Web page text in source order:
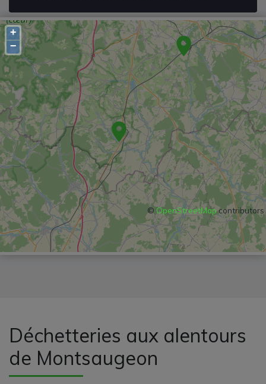
+
−
© OpenStreetMapcontributors
Déchetteries aux alentours
de Montsaugeon